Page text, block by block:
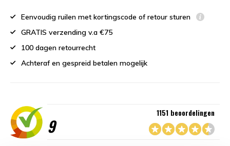
Eenvoudig ruilen met kortingscode of retour sturen
GRATIS verzending v.a €75
100 dagen retourrecht
Achteraf en gespreid betalen mogelijk
9
1151 beoordelingen